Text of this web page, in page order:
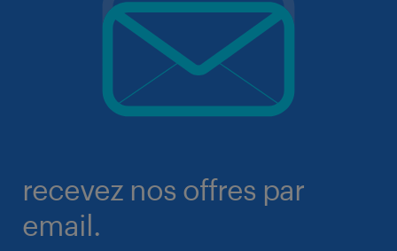
recevez nos offres par
email.